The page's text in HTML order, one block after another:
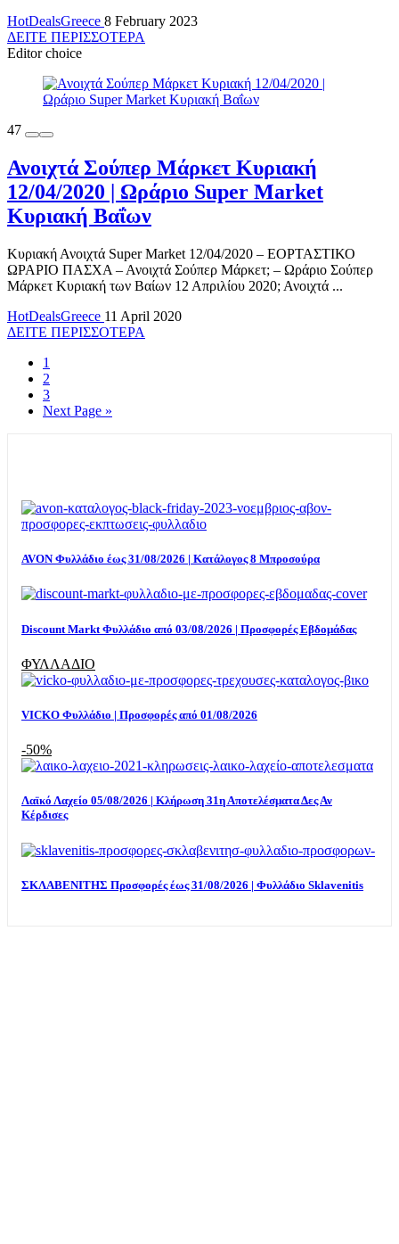
HotDealsGreece 8 February 2023
ΔΕΙΤΕ ΠΕΡΙΣΣΟΤΕΡΑ
Editor choice
47
Ανοιχτά Σούπερ Μάρκετ Κυριακή
12/04/2020 | Ωράριο Super Market
Κυριακή Βαΐων
Κυριακή Ανοιχτά Super Market 12/04/2020 – ΕΟΡΤΑΣΤΙΚΟ
ΩΡΑΡΙΟ ΠΑΣΧΑ – Ανοιχτά Σούπερ Μάρκετ; – Ωράριο Σούπερ
Μάρκετ Κυριακή των Βαίων 12 Απριλίου 2020; Ανοιχτά ...
HotDealsGreece 11 April 2020
ΔΕΙΤΕ ΠΕΡΙΣΣΟΤΕΡΑ
1
2
3
Next Page »
AVON Φυλλάδιο έως 31/08/2026 | Κατάλογος 8 Μπροσούρα
Discount Markt Φυλλάδιο από 03/08/2026 | Προσφορές Εβδομάδας
ΦΥΛΛΑΔΙΟ
VICKO Φυλλάδιο | Προσφορές από 01/08/2026
-50%
Λαϊκό Λαχείο 05/08/2026 | Κλήρωση 31η Αποτελέσματα Δες Αν
Κέρδισες
ΣΚΛΑΒΕΝΙΤΗΣ Προσφορές έως 31/08/2026 | Φυλλάδιο Sklavenitis